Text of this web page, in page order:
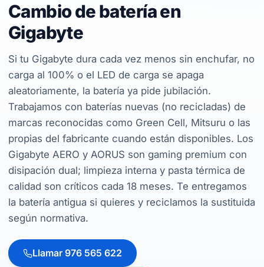
Cambio de batería en
Gigabyte
Si tu Gigabyte dura cada vez menos sin enchufar, no
carga al 100% o el LED de carga se apaga
aleatoriamente, la batería ya pide jubilación.
Trabajamos con baterías nuevas (no recicladas) de
marcas reconocidas como Green Cell, Mitsuru o las
propias del fabricante cuando están disponibles. Los
Gigabyte AERO y AORUS son gaming premium con
disipación dual; limpieza interna y pasta térmica de
calidad son críticos cada 18 meses. Te entregamos
la batería antigua si quieres y reciclamos la sustituida
según normativa.
Llamar 976 565 622